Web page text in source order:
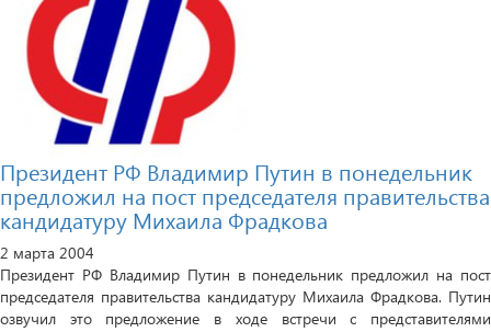
Президент РФ Владимир Путин в понедельник
предложил на пост председателя правительства
кандидатуру Михаила Фрадкова
2 марта 2004
Президент РФ Владимир Путин в понедельник предложил на пост
председателя правительства кандидатуру Михаила Фрадкова. Путин
озвучил это предложение в ходе встречи с представителями